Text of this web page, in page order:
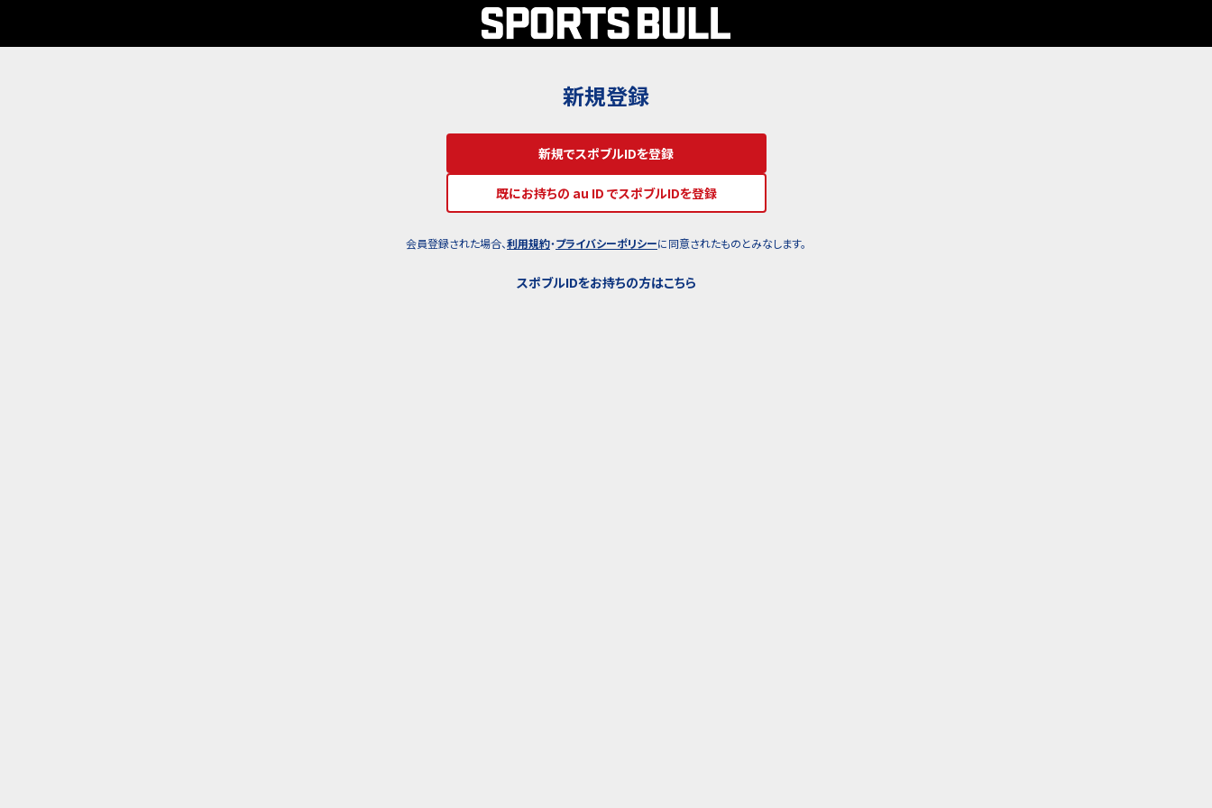
新規登録
新規でスポブルIDを登録
既にお持ちの au ID でスポブルIDを登録
会員登録された場合、利用規約・プライバシーポリシーに同意されたものとみなします。
スポブルIDをお持ちの方はこちら